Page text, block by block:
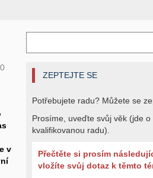
0
v
ZEPTEJTE SE
Potřebujete radu? Můžete se
Prosíme, uveďte svůj věk (jde
kvalifikovanou radu).
Přečtěte si prosím
vložíte svůj dotaz k těmto